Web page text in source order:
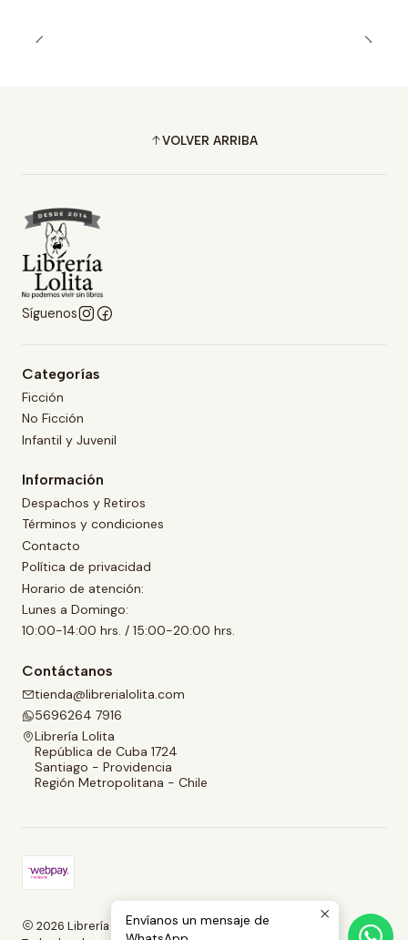
VOLVER ARRIBA
Síguenos
Categorías
Ficción
No Ficción
Infantil y Juvenil
Información
Despachos y Retiros
Términos y condiciones
Contacto
Política de privacidad
Horario de atención:
Lunes a Domingo:
10:00-14:00 hrs. / 15:00-20:00 hrs.
Contáctanos
tienda@librerialolita.com
5696264 7916
Librería Lolita
República de Cuba 1724
Santiago - Providencia
Región Metropolitana - Chile
2026 Librería Lolita.Envíanos un mensaje de